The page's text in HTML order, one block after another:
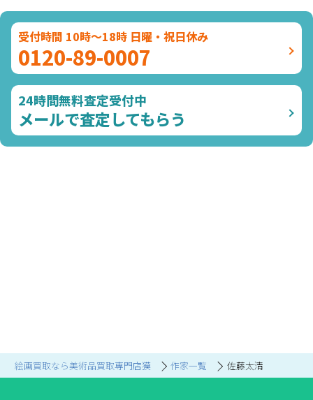
絵画買取なら美術品買取専門店獏 作家一覧 佐藤太清
受付時間 10時～18時 日曜・祝日休み
0120-89-0007
24時間無料査定受付中
メールで査定してもらう